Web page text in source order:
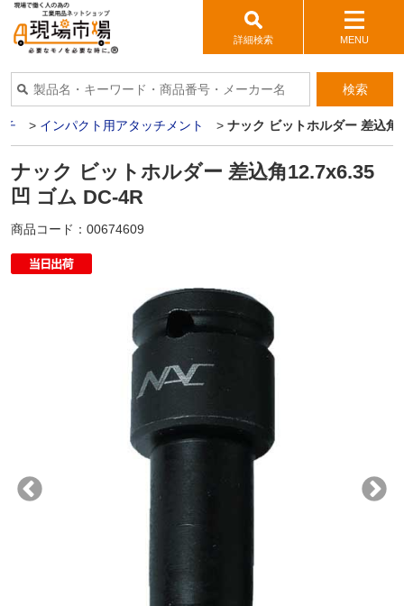
詳細検索 MENU
検索
チ > インパクト用アタッチメント > ナック ビットホルダー 差込
ナック ビットホルダー 差込角12.7x6.35
凹 ゴム DC-4R
商品コード： 00674609